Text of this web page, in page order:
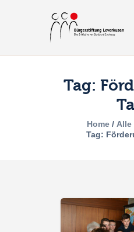
Tag:
Home
Alle
Tag:
Über uns
Förderantrag
Spenden